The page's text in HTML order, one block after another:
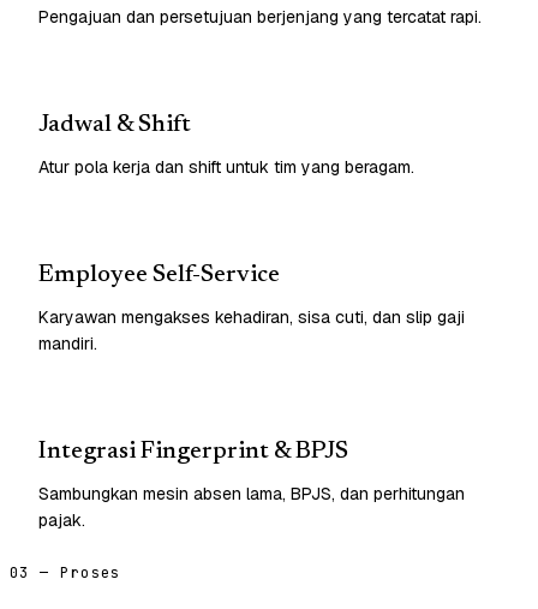
Pengajuan dan persetujuan berjenjang yang tercatat rapi.
Jadwal & Shift
Atur pola kerja dan shift untuk tim yang beragam.
Employee Self-Service
Karyawan mengakses kehadiran, sisa cuti, dan slip gaji
mandiri.
Integrasi Fingerprint & BPJS
Sambungkan mesin absen lama, BPJS, dan perhitungan
pajak.
03 — Proses